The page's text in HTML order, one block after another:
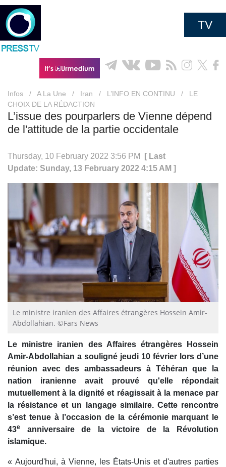
TV
Infos / A La Une / Iran / L’INFO EN CONTINU /
LE
CHOIX DE LA RÉDACTION
L’issue des pourparlers de Vienne dépend
de l'attitude de la partie occidentale
Thursday, 10 February 2022 3:56 PM
[ Last
Update: Sunday, 13 February 2022 4:15 AM ]
Le ministre iranien des Affaires étrangères Hossein Amir-
Abdollahian. ©Fars News
Le ministre iranien des Affaires étrangères Hossein
Amir-Abdollahian a souligné jeudi 10 février lors d’une
réunion avec des ambassadeurs à Téhéran que la
nation iranienne avait prouvé qu'elle répondait
mutuellement à la dignité et réagissait à la menace par
la résistance et un langage similaire. Cette rencontre
s’est tenue à l’occasion de la cérémonie marquant le
43e
anniversaire de la victoire de la Révolution
islamique.
« Aujourd'hui, à Vienne, les États-Unis et d'autres parties